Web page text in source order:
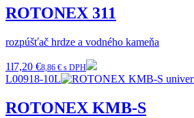
ROTONEX 311
rozpúšťač hrdze a vodného kameňa
1l7,20 €8,86 € s DPH
L00918-10L
ROTONEX KMB-S